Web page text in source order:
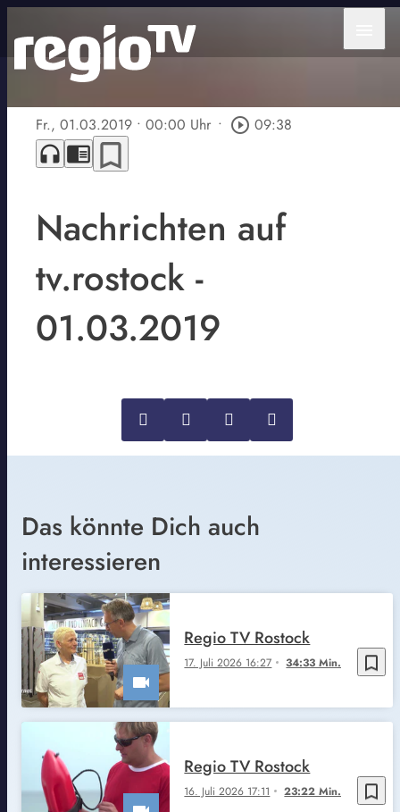
Fr., 01.03.2019 • 00:00 Uhr • play_circle_outline 09:38
headphones chrome_reader_mode bookmark_border
Nachrichten auf
tv.rostock -
01.03.2019
Das könnte Dich auch
interessieren
bookmark_border
17. Juli 2026 16:27 34:33 Min.
Regio TV Rostock
bookmark_border
16. Juli 2026 17:11 23:22 Min.
Regio TV Rostock